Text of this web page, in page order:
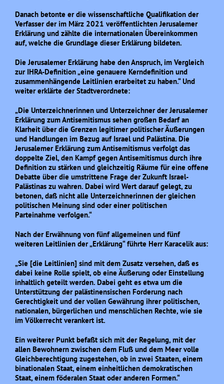
Danach betonte er die wissenschaftliche Qualifikation der
Verfasser der im März 2021 veröffentlichten Jerusalemer
Erklärung und zählte die internationalen Übereinkommen
auf, welche die Grundlage dieser Erklärung bildeten.
Die Jerusalemer Erklärung habe den Anspruch, im Vergleich
zur IHRA-Definition „eine genauere Kerndefinition und
zusammenhängende Leitlinien erarbeitet zu haben.“ Und
weiter erklärte der Stadtverordnete:
„Die Unterzeichnerinnen und Unterzeichner der Jerusalemer
Erklärung zum Antisemitismus sehen großen Bedarf an
Klarheit über die Grenzen legitimer politischer Äußerungen
und Handlungen im Bezug auf Israel und Palästina. Die
Jerusalemer Erklärung zum Antisemitismus verfolgt das
doppelte Ziel, den Kampf gegen Antisemitismus durch ihre
Definition zu stärken und gleichzeitig Räume für eine offene
Debatte über die umstrittene Frage der Zukunft Israel-
Palästinas zu wahren. Dabei wird Wert darauf gelegt, zu
betonen, daß nicht alle Unterzeichnerinnen der gleichen
politischen Meinung sind oder einer politischen
Parteinahme verfolgen.“
Nach der Erwähnung von fünf allgemeinen und fünf
weiteren Leitlinien der „Erklärung“ führte Herr Karacelik aus:
„Sie [die Leitlinien] sind mit dem Zusatz versehen, daß es
dabei keine Rolle spielt, ob eine Äußerung oder Einstellung
inhaltlich geteilt werden. Dabei geht es etwa um die
Unterstützung der palästinensischen Forderung nach
Gerechtigkeit und der vollen Gewährung ihrer politischen,
nationalen, bürgerlichen und menschlichen Rechte, wie sie
im Völkerrecht verankert ist.
Ein weiterer Punkt befaßt sich mit der Regelung, mit der
allen Bewohnern zwischen dem Fluß und dem Meer volle
Gleichberechtigung zugestehen, ob in zwei Staaten, einem
binationalen Staat, einem einheitlichen demokratischen
Staat, einem föderalen Staat oder anderen Formen.“